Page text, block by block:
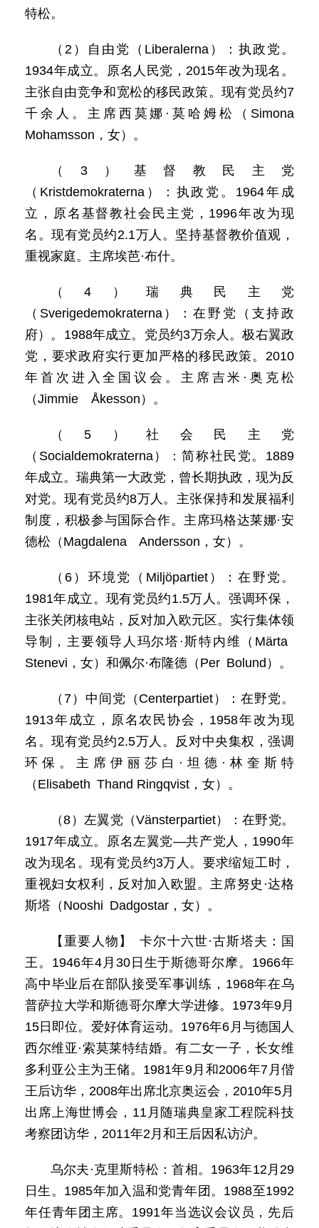
特松。
（2）自由党（Liberalerna）：执政党。
1934年成立。原名人民党，2015年改为现名。
主张自由竞争和宽松的移民政策。现有党员约7
千余人。主席西莫娜·莫哈姆松（Simona
Mohamsson，女）。
（3）基督教民主党
（Kristdemokraterna）：执政党。1964年成
立，原名基督教社会民主党，1996年改为现
名。现有党员约2.1万人。坚持基督教价值观，
重视家庭。主席埃芭·布什。
（4）瑞典民主党
（Sverigedemokraterna）：在野党（支持政
府）。1988年成立。党员约3万余人。极右翼政
党，要求政府实行更加严格的移民政策。2010
年首次进入全国议会。主席吉米·奥克松
（Jimmie Åkesson）。
（5）社会民主党
（Socialdemokraterna）：简称社民党。1889
年成立。瑞典第一大政党，曾长期执政，现为反
对党。现有党员约8万人。主张保持和发展福利
制度，积极参与国际合作。主席玛格达莱娜·安
德松（Magdalena Andersson，女）。
（6）环境党（Miljöpartiet）：在野党。
1981年成立。现有党员约1.5万人。强调环保，
主张关闭核电站，反对加入欧元区。实行集体领
导制，主要领导人玛尔塔·斯特内维（Märta
Stenevi，女）和佩尔·布隆德（Per Bolund）。
（7）中间党（Centerpartiet）：在野党。
1913年成立，原名农民协会，1958年改为现
名。现有党员约2.5万人。反对中央集权，强调
环保。主席伊丽莎白·坦德·林奎斯特
（Elisabeth Thand Ringqvist，女）。
（8）左翼党（Vänsterpartiet）：在野党。
1917年成立。原名左翼党—共产党人，1990年
改为现名。现有党员约3万人。要求缩短工时，
重视妇女权利，反对加入欧盟。主席努史·达格
斯塔（Nooshi Dadgostar，女）。
【重要人物】 卡尔十六世·古斯塔夫：国
王。1946年4月30日生于斯德哥尔摩。1966年
高中毕业后在部队接受军事训练，1968年在乌
普萨拉大学和斯德哥尔摩大学进修。1973年9月
15日即位。爱好体育运动。1976年6月与德国人
西尔维亚·索莫莱特结婚。有二女一子，长女维
多利亚公主为王储。1981年9月和2006年7月偕
王后访华，2008年出席北京奥运会，2010年5月
出席上海世博会，11月随瑞典皇家工程院科技
考察团访华，2011年2月和王后因私访沪。
乌尔夫·克里斯特松：首相。1963年12月29
日生。1985年加入温和党青年团。1988至1992
年任青年团主席。1991年当选议会议员，先后